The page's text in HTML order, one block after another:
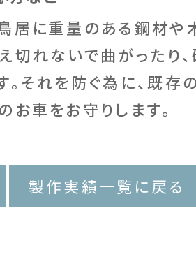
居に重量のある鋼材や
切れないで曲がったり
。それを防ぐ為に、既存
お車をお守りします。
製作実績一覧に戻る